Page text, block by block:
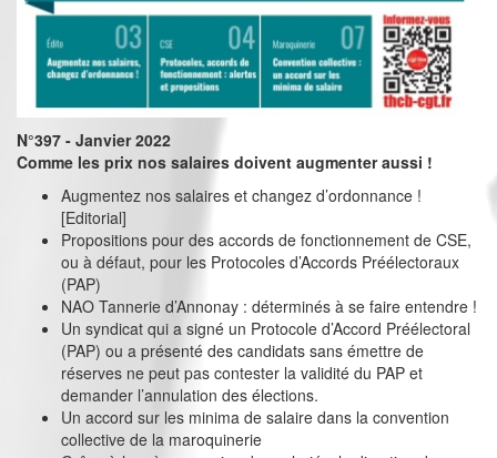
N°397 - Janvier 2022
Comme les prix nos salaires doivent augmenter aussi !
Augmentez nos salaires et changez d’ordonnance !
[Editorial]
Propositions pour des accords de fonctionnement de CSE,
ou à défaut, pour les Protocoles d’Accords Préélectoraux
(PAP)
NAO Tannerie d’Annonay : déterminés à se faire entendre !
Un syndicat qui a signé un Protocole d’Accord Préélectoral
(PAP) ou a présenté des candidats sans émettre de
réserves ne peut pas contester la validité du PAP et
demander l’annulation des élections.
Un accord sur les minima de salaire dans la convention
collective de la maroquinerie